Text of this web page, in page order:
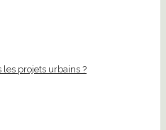
projets urbains ?